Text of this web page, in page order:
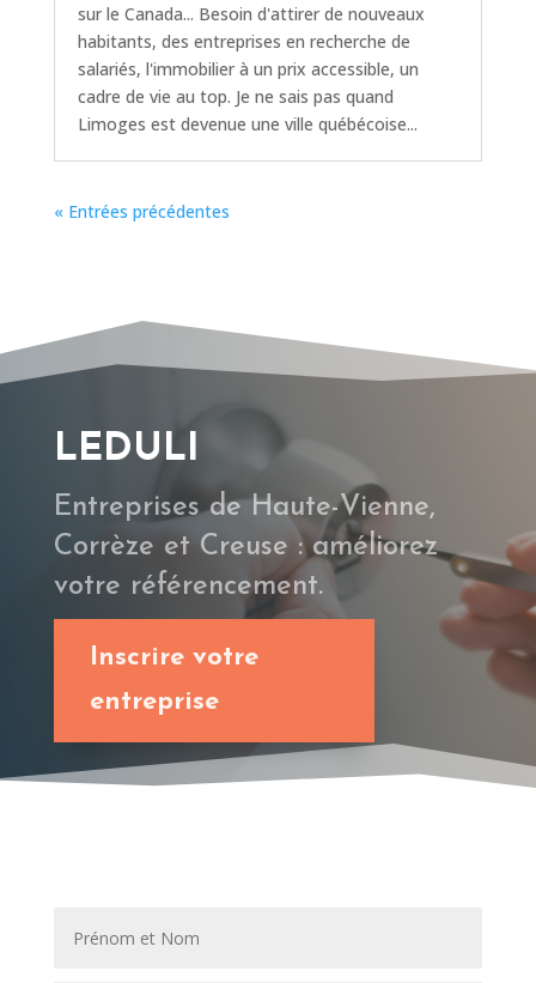
sur le Canada... Besoin d'attirer de nouveaux
habitants, des entreprises en recherche de
salariés, l'immobilier à un prix accessible, un
cadre de vie au top. Je ne sais pas quand
Limoges est devenue une ville québécoise...
« Entrées précédentes
LEDULI
Entreprises de Haute-Vienne,
Corrèze et Creuse : améliorez
votre référencement.
Inscrire votre
entreprise